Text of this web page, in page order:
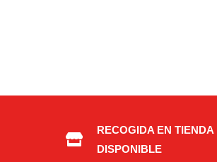
RECOGIDA EN TIENDA
DISPONIBLE